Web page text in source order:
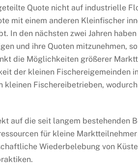
Quote nicht auf industrielle
mit einem anderen Kleinfischer
In den nächsten zwei Jahren
und ihre Quoten mitzunehmen,
die Möglichkeiten größerer
der kleinen Fischereigemeinden
kleinen Fischereibetrieben,
auf die seit langem bestehenden
für kleine
Wiederbelebung von